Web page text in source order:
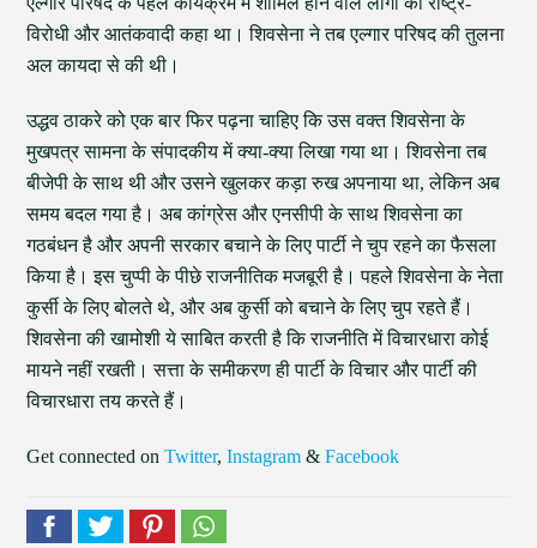
विरोधी और आतंकवादी कहा था। शिवसेना ने तब एल्गार परिषद की तुलना
अल कायदा से की थी।
उद्धव ठाकरे को एक बार फिर पढ़ना चाहिए कि उस वक्त शिवसेना के
मुखपत्र सामना के संपादकीय में क्या-क्या लिखा गया था। शिवसेना तब
बीजेपी के साथ थी और उसने खुलकर कड़ा रुख अपनाया था, लेकिन अब
समय बदल गया है। अब कांग्रेस और एनसीपी के साथ शिवसेना का
गठबंधन है और अपनी सरकार बचाने के लिए पार्टी ने चुप रहने का फैसला
किया है। इस चुप्पी के पीछे राजनीतिक मजबूरी है। पहले शिवसेना के नेता
कुर्सी के लिए बोलते थे, और अब कुर्सी को बचाने के लिए चुप रहते हैं।
शिवसेना की खामोशी ये साबित करती है कि राजनीति में विचारधारा कोई
मायने नहीं रखती। सत्ता के समीकरण ही पार्टी के विचार और पार्टी की
विचारधारा तय करते हैं।
Get connected onTwitter,Instagram &Facebook